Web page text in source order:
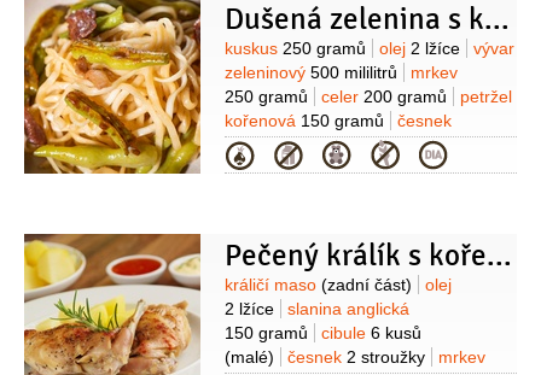
Dušená zelenina s kuskusem
Suroviny
kuskus 250 gramů olej 2 lžíce
vývar
zeleninový 500 mililitrů
mrkev
250 gramů
celer 200 gramů
petržel
kořenová 150 gramů
česnek
1 stroužek
máslo 30 gramů
Kategorie
Pečený králík s kořenovou zeleninou
Suroviny
králičí maso (zadní část)
olej
2 lžíce
slanina anglická
150 gramů
cibule 6 kusů
(malé)
česnek 2 stroužky
mrkev